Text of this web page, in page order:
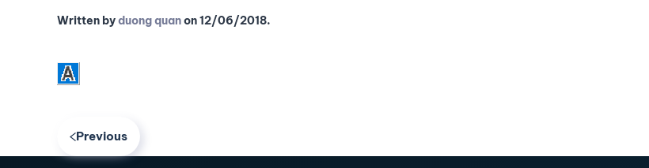
Written byduong quanon12/06/2018.
Previous